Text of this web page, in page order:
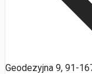
Geodezyjna 9, 91-